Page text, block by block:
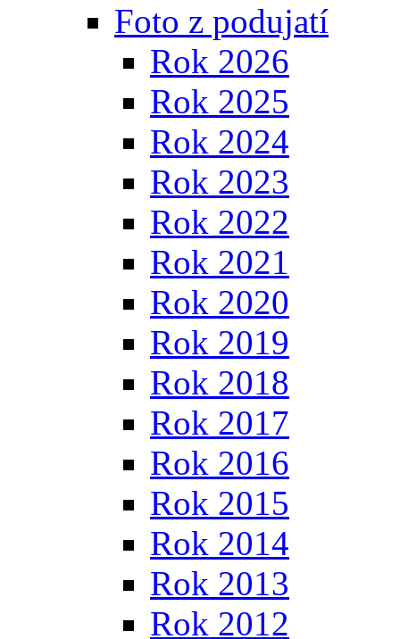
Foto z podujatí
Rok 2026
Rok 2025
Rok 2024
Rok 2023
Rok 2022
Rok 2021
Rok 2020
Rok 2019
Rok 2018
Rok 2017
Rok 2016
Rok 2015
Rok 2014
Rok 2013
Rok 2012